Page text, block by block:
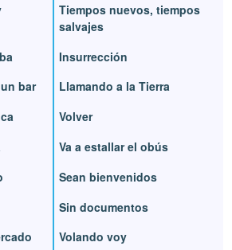
bar
Tiempos nuevos, tiempos
salvajes
Insurrección
Llamando a la Tierra
Volver
Va a estallar el obús
Sean bienvenidos
Sin documentos
Volando voy